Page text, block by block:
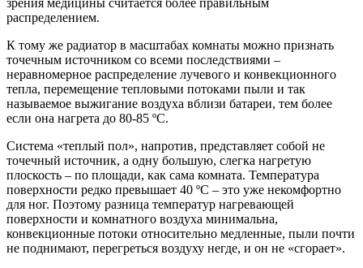
зрения медицины считается более правильным
распределением.
К тому же радиатор в масштабах комнаты можно признать
точечным источником со всеми последствиями –
неравномерное распределение лучевого и конвекционного
тепла, перемещение тепловыми потоками пыли и так
называемое выжигание воздуха вблизи батареи, тем более
если она нагрета до 80-85 ºС.
Система «теплый пол», напротив, представляет собой не
точечный источник, а одну большую, слегка нагретую
плоскость – по площади, как сама комната. Температура
поверхности редко превышает 40 ºС – это уже некомфортно
для ног. Поэтому разница температур нагревающей
поверхности и комнатного воздуха минимальна,
конвекционные потоки относительно медленные, пыли почти
не поднимают, перегреться воздуху негде, и он не «сгорает».